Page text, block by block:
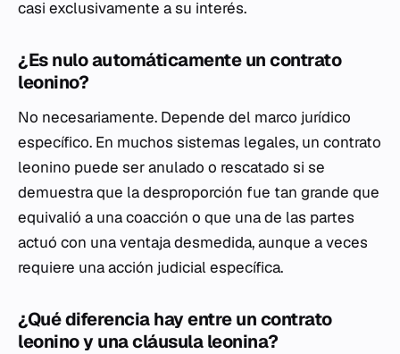
casi exclusivamente a su interés.
¿Es nulo automáticamente un contrato
leonino?
No necesariamente. Depende del marco jurídico
específico. En muchos sistemas legales, un contrato
leonino puede ser anulado o rescatado si se
demuestra que la desproporción fue tan grande que
equivalió a una coacción o que una de las partes
actuó con una ventaja desmedida, aunque a veces
requiere una acción judicial específica.
¿Qué diferencia hay entre un contrato
leonino y una cláusula leonina?